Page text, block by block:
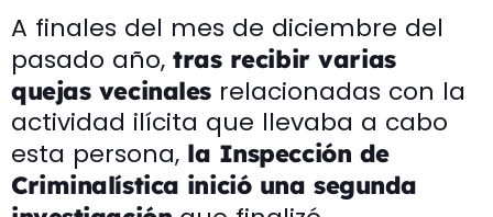
A finales del mes de diciembre del
pasado año, tras recibir varias
quejas vecinalesrelacionadas con la
actividad ilícita que llevaba a cabo
esta persona, la Inspección de
Criminalística inició una segunda